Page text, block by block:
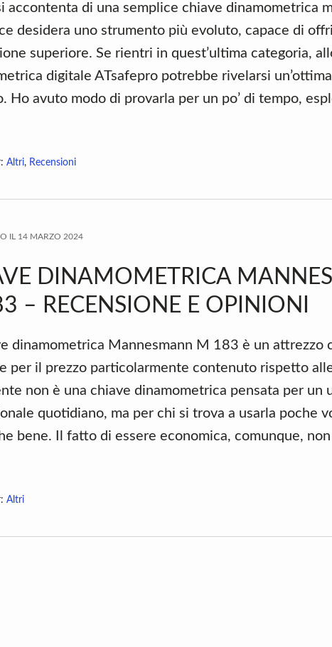
accontenta di una semplice chiave dinamometrica
desidera uno strumento più evoluto, capace di
superiore. Se rientri in quest’ultima categoria,
digitale ATsafepro potrebbe rivelarsi
Ho avuto modo di provarla per un po’ di tempo,
Altri, Recensioni
IL 14 MARZO 2024
DINAMOMETRICA
– RECENSIONE E OPINIONI
dinamometrica Mannesmann M 183 è un attrezzo
per il prezzo particolarmente contenuto rispetto
non è una chiave dinamometrica pensata per un
quotidiano, ma per chi si trova a usarla poche
bene. Il fatto di essere economica, comunque,
Altri